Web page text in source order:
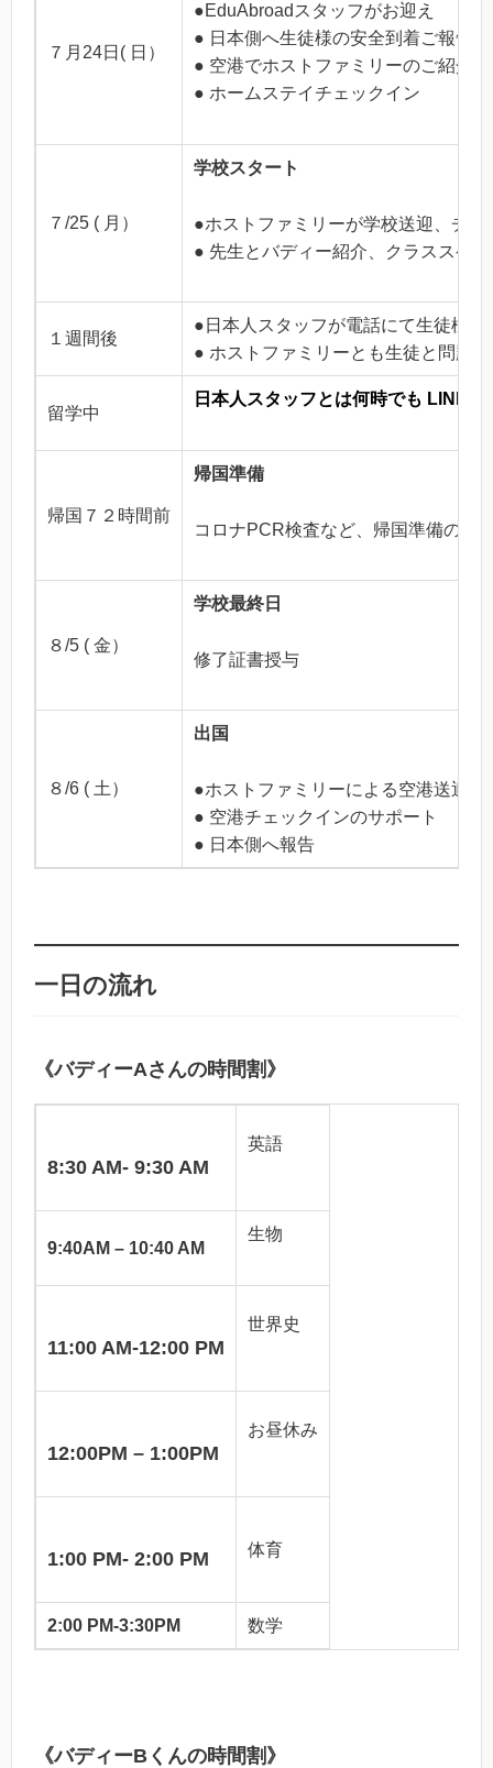
７月24日( 日）
●EduAbroadスタッフがお迎え
● 日本側へ生徒様の安全到着ご報告
● 空港でホストファミリーのご紹介
● ホームステイチェックイン
７/25 ( 月）
学校スタート
●ホストファミリーが学校送迎、チェ
● 先生とバディー紹介、クラススケ
１週間後
●日本人スタッフが電話にて生徒様の
● ホストファミリーとも生徒と問題
留学中
日本人スタッフとは何時でも LINE
帰国７２時間前
帰国準備
コロナPCR検査など、帰国準備のサ
８/5 ( 金）
学校最終日
修了証書授与
８/6 ( 土）
出国
●ホストファミリーによる空港送迎
● 空港チェックインのサポート
● 日本側へ報告
一日の流れ
《バディーAさんの時間割》
8:30 AM- 9:30 AM
英語
9:40AM – 10:40 AM
生物
11:00 AM-12:00 PM
世界史
12:00PM – 1:00PM
お昼休み
1:00 PM- 2:00 PM 体育
2:00 PM-3:30PM 数学
《バディーBくんの時間割》